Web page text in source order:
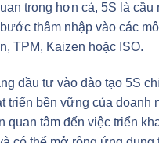
trọng hơn cả, 5S là cầu
thâm nhập vào các
TPM, Kaizen hoặc ISO.
đầu tư vào đào tạo 5S
triển bền vững của doanh
quan tâm đến việc triển